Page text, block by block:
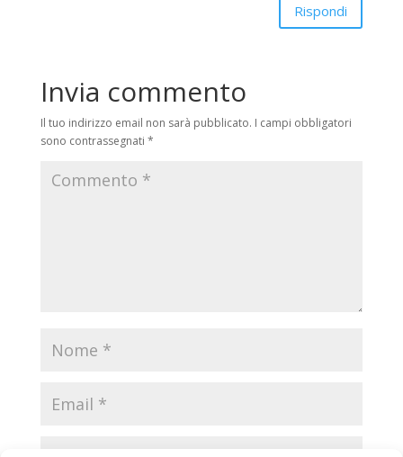
Rispondi
Invia commento
Il tuo indirizzo email non sarà pubblicato. I campi obbligatori
sono contrassegnati *